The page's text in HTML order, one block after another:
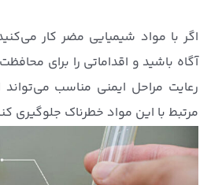
اگر با مواد شیمیایی مضر کار
آگاه باشید و اقداماتی را برای
رعایت مراحل ایمنی مناسب
مرتبط با این مواد خطرناک جلوگیری